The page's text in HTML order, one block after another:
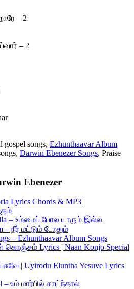
– 2
– 2
gospel songs, Ezhunthaavar Album
Darwin Ebenezer Songs, Praise
Ebenezer
Lyrics Chords & MP3 |
Illa – உம்மைப் போல யாரும் இல்ல
– நீர் மட்டும் போதும்
– Ezhunthaavar Album Songs
கொஞ்சம் Lyrics | Naan Konjo Special
| Uyirodu Eluntha Yesuve Lyrics
– உம் மார்பில் சாய்ந்தால்